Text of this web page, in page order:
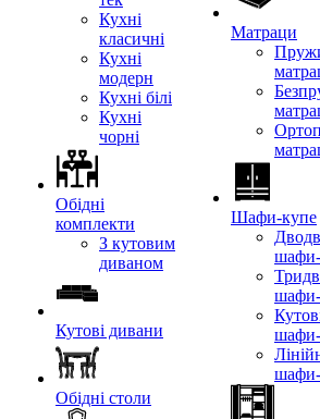
Кухні
класичні
Кухні
модерн
Кухні білі
Кухні
чорні
Обідні
комплекти
З кутовим
диваном
Кутові дивани
Обідні столи
Матраци
Шафи-купе